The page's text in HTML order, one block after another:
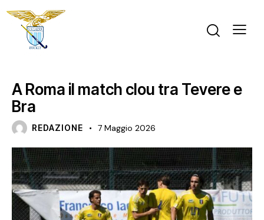
A Roma il match clou tra Tevere e
Bra
REDAZIONE 7 Maggio 2026